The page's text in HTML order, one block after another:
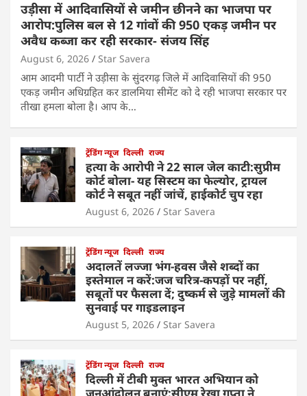
उड़ीसा में आदिवासियों से जमीन छीनने का भाजपा पर
आरोप:पुलिस बल से 12 गांवों की 950 एकड़ जमीन पर
अवैध कब्जा कर रही सरकार- संजय सिंह
August 6, 2026 Star Savera
आम आदमी पार्टी ने उड़ीसा के सुंदरगढ़ जिले में आदिवासियों की 950
एकड़ जमीन अधिग्रहित कर डालमिया सीमेंट को दे रही भाजपा सरकार पर
तीखा हमला बोला है। आप के…
ट्रेंडिंग न्यूज दिल्ली राज्य
हत्या के आरोपी ने 22 साल जेल काटी:सुप्रीम
कोर्ट बोला- यह सिस्टम का फेल्योर, ट्रायल
कोर्ट ने सबूत नहीं जांचें, हाईकोर्ट चुप रहा
August 6, 2026 Star Savera
ट्रेंडिंग न्यूज दिल्ली राज्य
अदालतें लज्जा भंग-हवस जैसे शब्दों का
इस्तेमाल न करें:जज चरित्र-कपड़ों पर नहीं,
सबूतों पर फैसला दें; दुष्कर्म से जुड़े मामलों की
सुनवाई पर गाइडलाइन
August 5, 2026 Star Savera
ट्रेंडिंग न्यूज दिल्ली राज्य
दिल्ली में टीबी मुक्त भारत अभियान को